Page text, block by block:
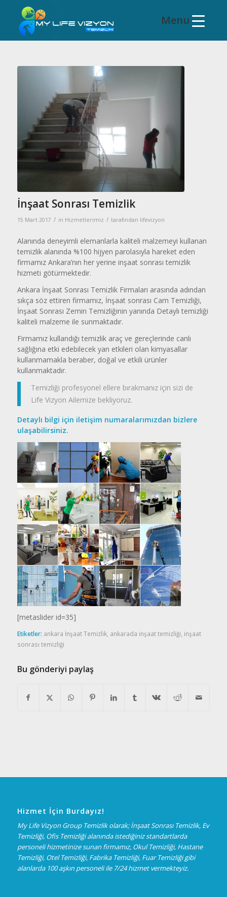
İnşaat Sonrası Temizlik
15 Mart 2017 / in Hizmetlerimiz / tarafından lifevizyon
Alanında deneyimli elemanlarla kaliteli malzemeyi kullanan
temizlik alanında %100 hijyen parolasıyla hareket eden
firmamız Ankara’nın her yerine inşaat sonrası temizlik
hizmeti götürmektedir.
Ankara İnşaat Sonrası Temizlik Firmaları arasında adından
sıkça söz ettiren firmamız, İnşaat sonrası Cam Temizliği,
İnşaat Sonrası Zemin Temizliğinin yanında Detaylı temizliği
kaliteli malzeme ile sunmaktadır.
Firmamız kullandığı temizlik araç ve gereçlerinde canlı
sağlığına etki edebilecek yan etkileri olan kimyasallar
kullanmamakla beraber, doğal ve etkili ürünler
kullanmaktadır.
Temizliği profesyonel ellere bırakmanız için sizi de
Life Vizyon Ailemize bekliyoruz.
Detaylı bilgi için iletişim numaralarımızdan bizlere
ulaşabilirsiniz.
[metaslider id=35]
Etiketler: ankara İnşaat Temizlik, ankarada inşaat temizliği, inşaat
sonrası temizliği
Bu gönderiyi paylaş
Hizmet İçin Burdayız!
My Life Vizyon Group Temizlik olarak; İnşaat Sonrası Temizlik, Ev
Temizliği, Ofis Temizliği alanında istediğiniz standartlarda
personeli hizmetinize sunan firmamız, Okul Temizliği, Hastane
Temizliği, Otel Temizliği, Fabrika Temizliği, Fuar Temizliği gibi
alanlarda 100 aşkın personeli ile 7/24 hizmet vermekteyiz.